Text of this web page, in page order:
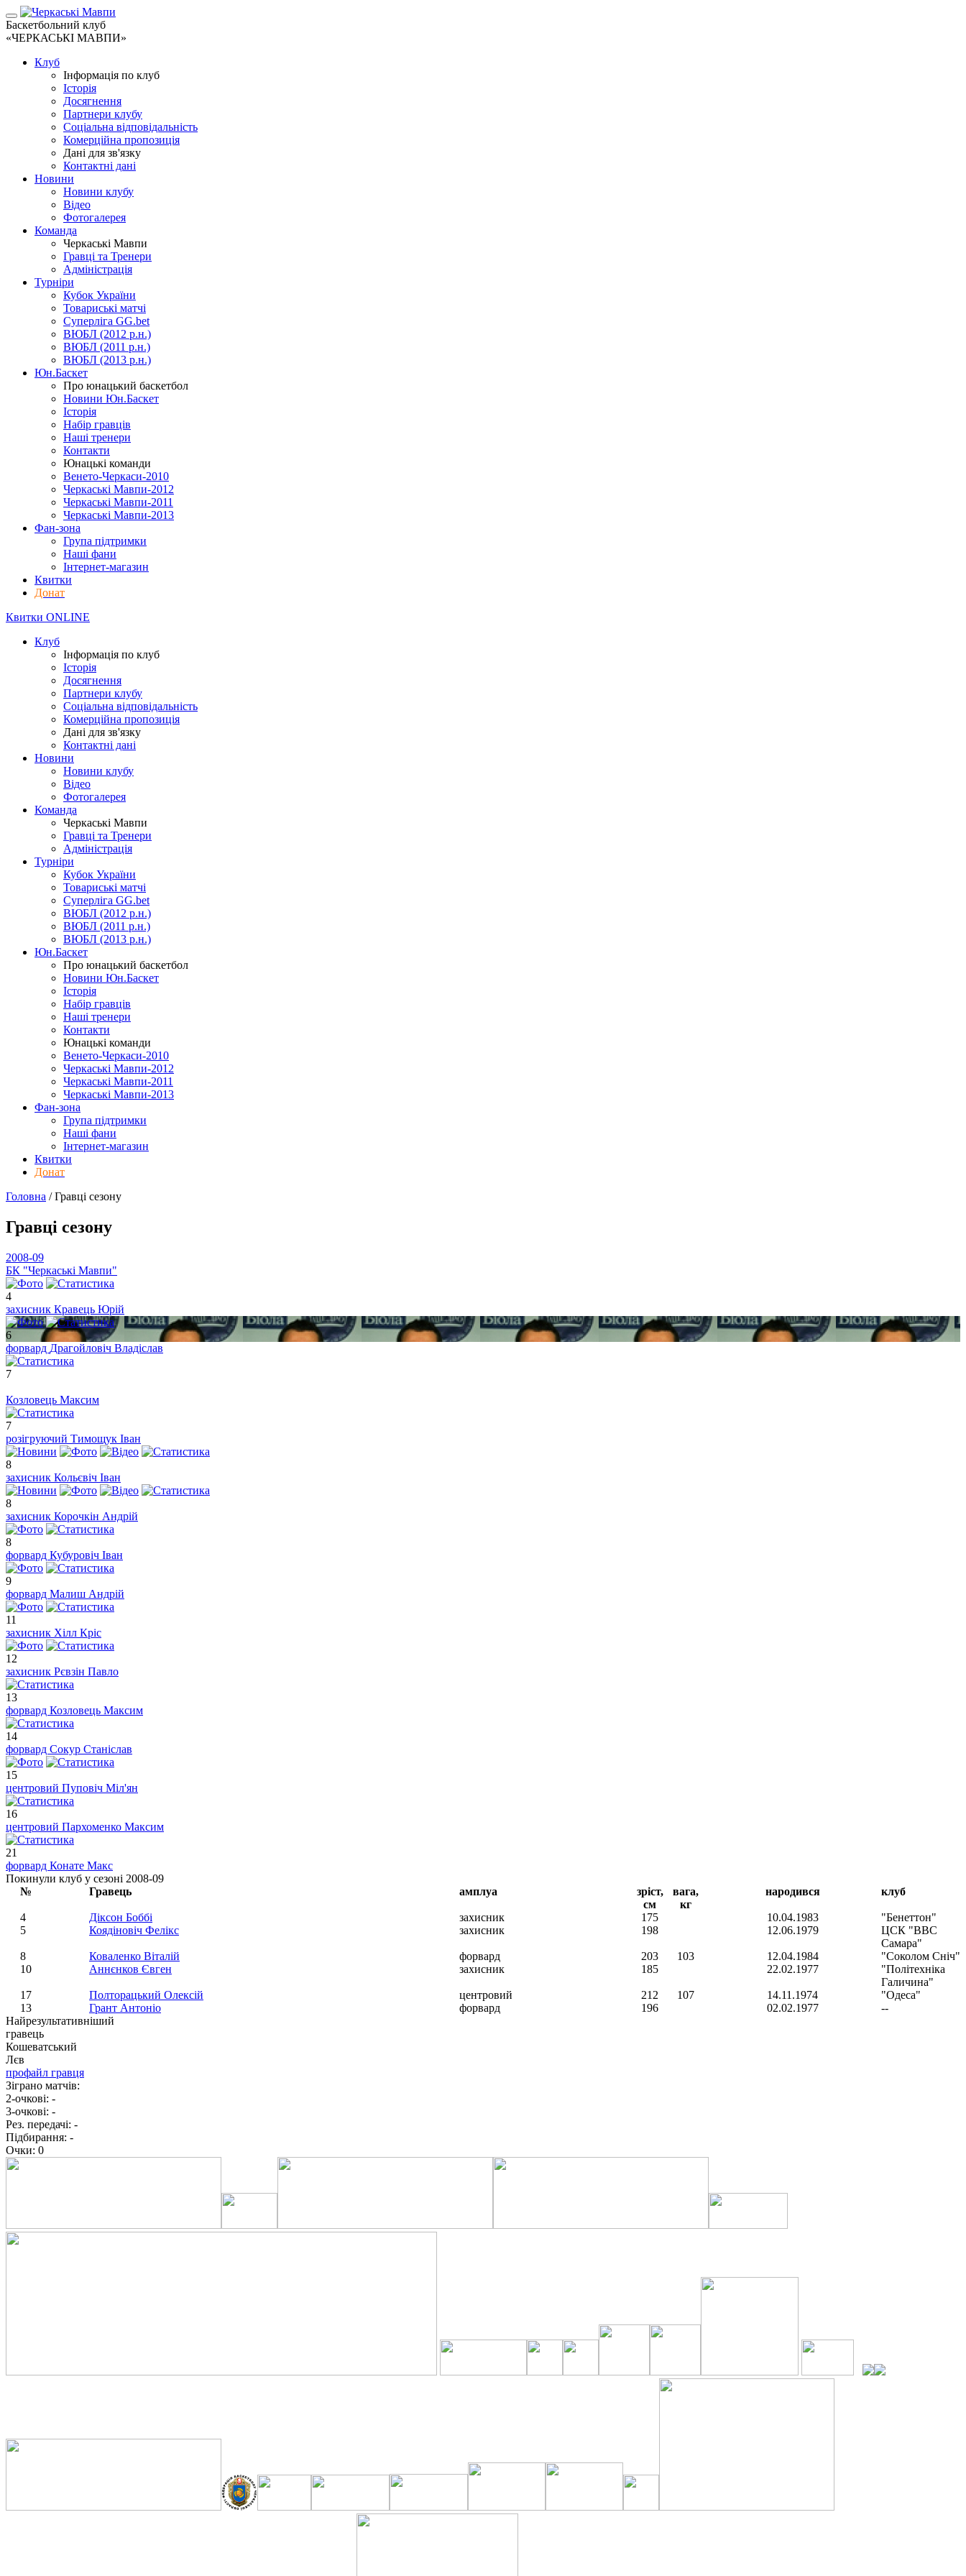
Баскетбольний клуб
«ЧЕРКАСЬКІ МАВПИ»
Клуб
Інформація по клуб
Історія
Досягнення
Партнери клубу
Соціальна відповідальність
Комерційна пропозиція
Дані для зв'язку
Контактні дані
Новини
Новини клубу
Відео
Фотогалерея
Команда
Черкаські Мавпи
Гравці та Тренери
Адміністрація
Турніри
Кубок України
Товариські матчі
Суперліга GG.bet
ВЮБЛ (2012 р.н.)
ВЮБЛ (2011 р.н.)
ВЮБЛ (2013 р.н.)
Юн.Баскет
Про юнацький баскетбол
Новини Юн.Баскет
Історія
Набір гравців
Наші тренери
Контакти
Юнацькі команди
Венето-Черкаси-2010
Черкаські Мавпи-2012
Черкаські Мавпи-2011
Черкаські Мавпи-2013
Фан-зона
Група підтримки
Наші фани
Інтернет-магазин
Квитки
Донат
Квитки ONLINE
Клуб
Інформація по клуб
Історія
Досягнення
Партнери клубу
Соціальна відповідальність
Комерційна пропозиція
Дані для зв'язку
Контактні дані
Новини
Новини клубу
Відео
Фотогалерея
Команда
Черкаські Мавпи
Гравці та Тренери
Адміністрація
Турніри
Кубок України
Товариські матчі
Суперліга GG.bet
ВЮБЛ (2012 р.н.)
ВЮБЛ (2011 р.н.)
ВЮБЛ (2013 р.н.)
Юн.Баскет
Про юнацький баскетбол
Новини Юн.Баскет
Історія
Набір гравців
Наші тренери
Контакти
Юнацькі команди
Венето-Черкаси-2010
Черкаські Мавпи-2012
Черкаські Мавпи-2011
Черкаські Мавпи-2013
Фан-зона
Група підтримки
Наші фани
Інтернет-магазин
Квитки
Донат
Головна /Гравці сезону
Гравці сезону
2008-09
БК "Черкаські Мавпи"
4
захисник Кравець Юрій
6
форвард Драгойловіч Владіслав
7
Козловець Максим
7
розігруючий Тимощук Іван
8
захисник Кольєвіч Іван
8
захисник Корочкін Андрій
8
форвард Кубуровіч Іван
9
форвард Малиш Андрій
11
захисник Хілл Кріс
12
захисник Рєвзін Павло
13
форвард Козловець Максим
14
форвард Сокур Станіслав
15
центровий Пуповіч Міл'ян
16
центровий Пархоменко Максим
21
форвард Конате Макс
Покинули клуб у сезоні 2008-09
№
Гравець амплуа
зріст,
см
вага,
кг
народився клуб
4 Діксон Боббі захисник 175 10.04.1983
"Бенеттон"
5
Коядіновіч Фелікс захисник 198 12.06.1979
ЦСК "ВВС
Самара"
8
Коваленко Віталій форвард 203 103 12.04.1984
"Соколом Сніч"
10
Аннєнков Євген захисник 185 22.02.1977
"Політехніка
Галичина"
17
Полторацький Олексій центровий 212 107 14.11.1974
"Одеса"
13
Грант Антоніо форвард 196 02.02.1977
--
Найрезультативніший
гравець
Кошеватський
Лєв
профайл гравця
Зіграно матчів:
2-очкові: -
3-очкові: -
Рез. передачі: -
Підбирання: -
Очки: 0